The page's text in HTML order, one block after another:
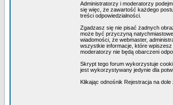
Administratorzy i moderatorzy
się więc, że zawartość każdego
treści odpowiedzialności.
Zgadzasz się nie pisać żadnych
może być przyczyną
wiadomości, że webmaster,
wszystkie informacje, które
moderatorzy nie będą obarczeni
Skrypt tego forum wykorzystuje
jest wykorzystywany jedynie dla
Klikając odnośnik Rejestracja na